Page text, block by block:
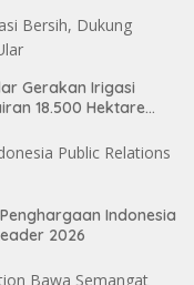
Gerakan Irigasi
18.500 Hektare
Indonesia
2026